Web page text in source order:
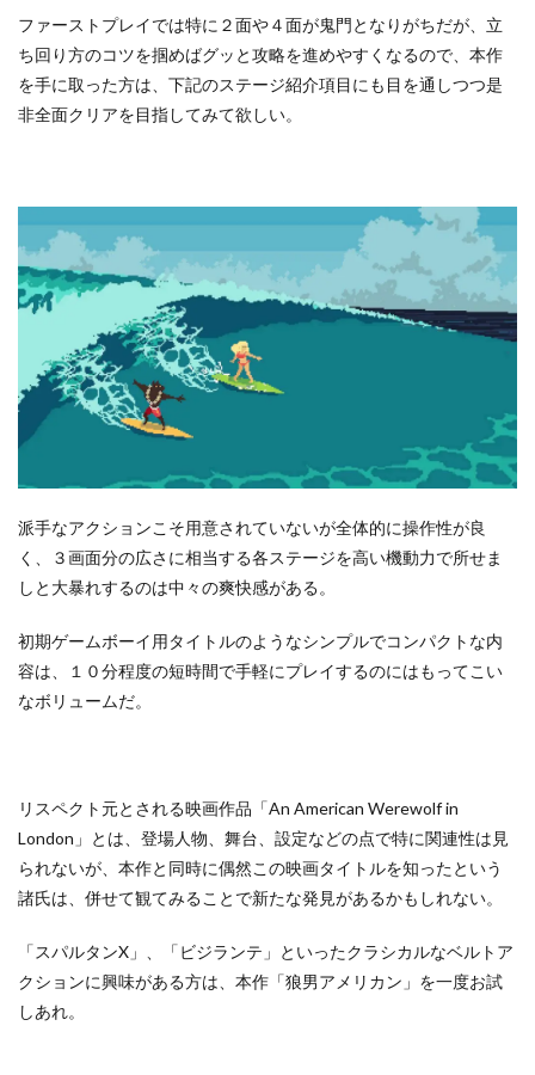
ファーストプレイでは特に２面や４面が鬼門となりがちだが、立
ち回り方のコツを掴めばグッと攻略を進めやすくなるので、本作
を手に取った方は、下記のステージ紹介項目にも目を通しつつ是
非全面クリアを目指してみて欲しい。
派手なアクションこそ用意されていないが全体的に操作性が良
く、３画面分の広さに相当する各ステージを高い機動力で所せま
しと大暴れするのは中々の爽快感がある。
初期ゲームボーイ用タイトルのようなシンプルでコンパクトな内
容は、１０分程度の短時間で手軽にプレイするのにはもってこい
なボリュームだ。
リスペクト元とされる映画作品「An American Werewolf in
London」とは、登場人物、舞台、設定などの点で特に関連性は見
られないが、本作と同時に偶然この映画タイトルを知ったという
諸氏は、併せて観てみることで新たな発見があるかもしれない。
「スパルタンX」、「ビジランテ」といったクラシカルなベルトア
クションに興味がある方は、本作「狼男アメリカン」を一度お試
しあれ。